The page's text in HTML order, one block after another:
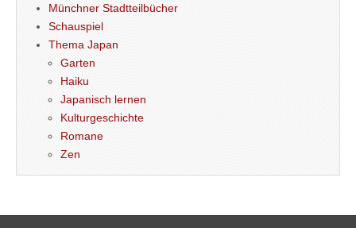
Münchner Stadtteilbücher
Schauspiel
Thema Japan
Garten
Haiku
Japanisch lernen
Kulturgeschichte
Romane
Zen